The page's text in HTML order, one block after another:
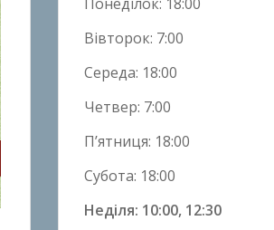
Вівторок: 7:00
Середа: 18:00
Четвер: 7:00
П’ятниця: 18:00
Субота: 18:00
Неділя: 10:00, 12:30